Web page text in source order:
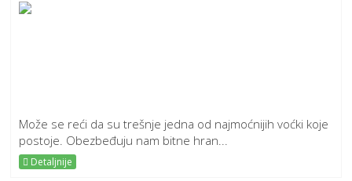
Može se reći da su trešnje jedna od najmoćnijih voćki koje
postoje. Obezbeđuju nam bitne hran...
Detaljnije